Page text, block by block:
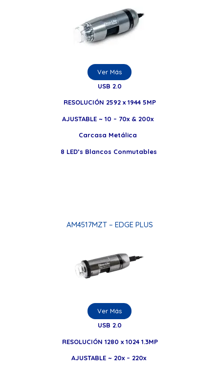
USB 2.0
RESOLUCIÓN 2592 x 1944 5MP
AJUSTABLE ~ 10 – 70x & 200x
Carcasa Metálica
8 LED’s Blancos Conmutables
Ver Más
AM4517MZT – EDGE PLUS
USB 2.0
RESOLUCIÓN 1280 x 1024 1.3MP
AJUSTABLE ~ 20x – 220x
Ver Más